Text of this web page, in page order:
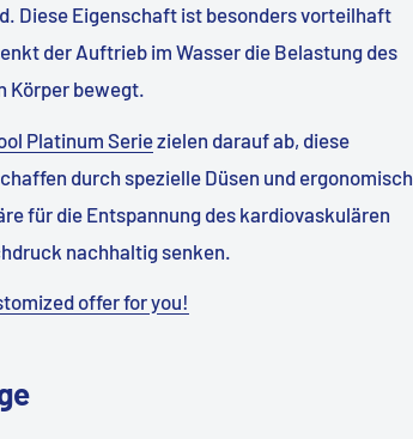
Diese Eigenschaft ist besonders vorteilhaft
der Auftrieb im Wasser die Belastung des
Körper bewegt.
Platinum Seriezielen darauf ab, diese
durch spezielle Düsen und ergonomisch
für die Entspannung des kardiovaskulären
nachhaltig senken.
offer for you!